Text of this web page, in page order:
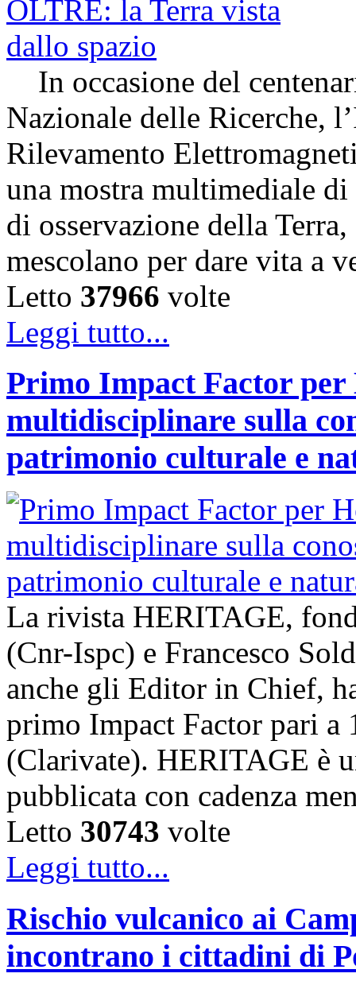
In occasione del
Nazionale delle Ricerche,
Rilevamento
una mostra multimediale
di osservazione della
mescolano per dare vita a
Letto 37966 volte
Leggi tutto...
Primo Impact Factor
multidisciplinare sulla
patrimonio culturale e
La rivista HERITAGE,
(Cnr-Ispc) e Francesco
anche gli Editor in Chief,
primo Impact Factor pari a
(Clarivate). HERITAGE è
pubblicata con cadenza
Letto 30743 volte
Leggi tutto...
Rischio vulcanico ai
incontrano i cittadini di